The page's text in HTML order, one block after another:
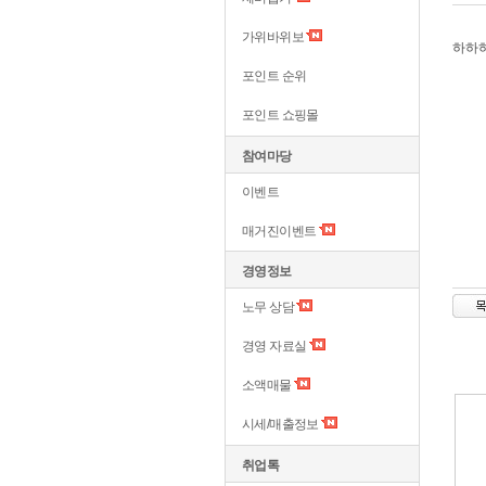
가위바위보
포인트 순위
포인트 쇼핑몰
참여마당
이벤트
매거진이벤트
경영정보
노무 상담
경영 자료실
소액매물
시세/매출정보
취업톡
하하